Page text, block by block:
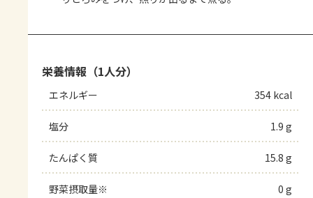
栄養情報（1人分）
エネルギー 354 kcal
塩分 1.9 g
たんぱく質 15.8 g
野菜摂取量※ 0 g